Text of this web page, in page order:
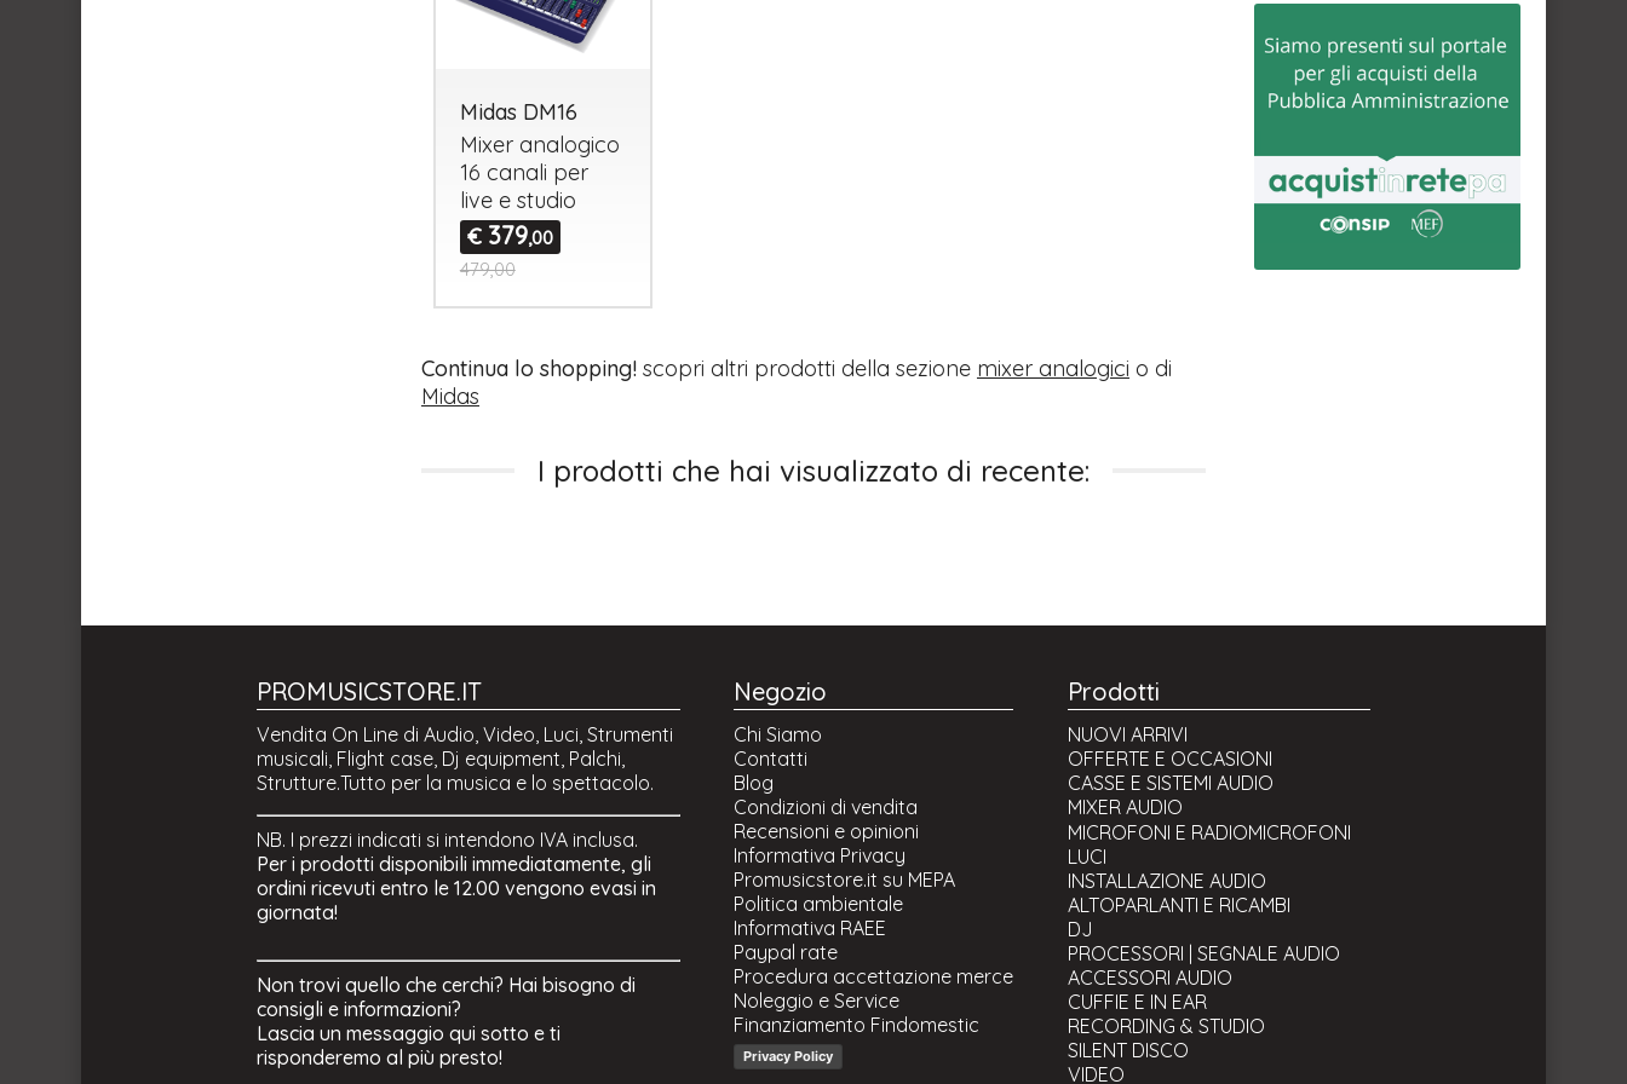
Midas DM16
Mixer analogico
16 canali per
live e studio
€ 379,00
479,00
Continua lo shopping!scopri altri prodotti della sezione mixer analogici o di
Midas
I prodotti che hai visualizzato di recente:
PROMUSICSTORE.IT
Vendita On Line di Audio, Video, Luci, Strumenti
musicali, Flight case, Dj equipment, Palchi,
Strutture.Tutto per la musica e lo spettacolo.
NB. I prezzi indicati si intendono IVA inclusa.
Per i prodotti disponibili immediatamente, gli
ordini ricevuti entro le 12.00 vengono evasi in
giornata!
Non trovi quello che cerchi? Hai bisogno di
consigli e informazioni?
Lascia un messaggio qui sotto e ti
risponderemo al più presto!
Negozio
Chi Siamo
Contatti
Blog
Condizioni di vendita
Recensioni e opinioni
Informativa Privacy
Promusicstore.it su MEPA
Politica ambientale
Informativa RAEE
Paypal rate
Procedura accettazione merce
Noleggio e Service
Finanziamento Findomestic
Privacy Policy
Prodotti
NUOVI ARRIVI
OFFERTE E OCCASIONI
CASSE E SISTEMI AUDIO
MIXER AUDIO
Mixer digitali
Mixer analogici
MICROFONI E RADIOMICROFONI
LUCI
INSTALLAZIONE AUDIO
ALTOPARLANTI E RICAMBI
DJ
PROCESSORI | SEGNALE AUDIO
ACCESSORI AUDIO
CUFFIE E IN EAR
RECORDING & STUDIO
SILENT DISCO
VIDEO